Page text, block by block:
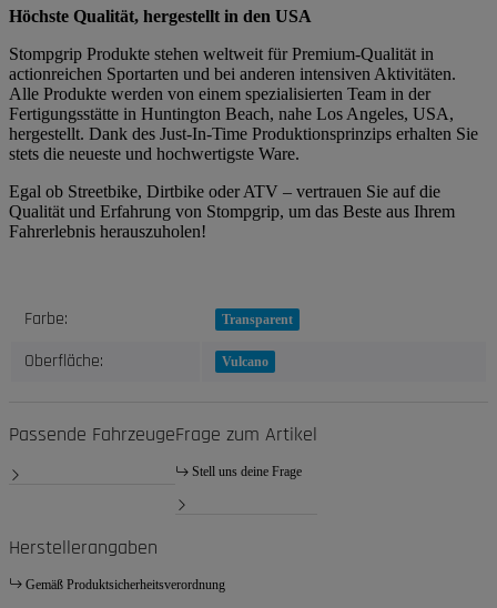
Höchste Qualität, hergestellt in den USA
Stompgrip Produkte stehen weltweit für Premium-Qualität in
actionreichen Sportarten und bei anderen intensiven Aktivitäten.
Alle Produkte werden von einem spezialisierten Team in der
Fertigungsstätte in Huntington Beach, nahe Los Angeles, USA,
hergestellt. Dank des Just-In-Time Produktionsprinzips erhalten Sie
stets die neueste und hochwertigste Ware.
Egal ob Streetbike, Dirtbike oder ATV – vertrauen Sie auf die
Qualität und Erfahrung von Stompgrip, um das Beste aus Ihrem
Fahrerlebnis herauszuholen!
Produkteigenschaft
Wert
Farbe: Transparent
Oberfläche: Vulcano
Passende FahrzeugeFrage zum Artikel
Stell uns deine Frage
Herstellerangaben
Gemäß Produktsicherheitsverordnung